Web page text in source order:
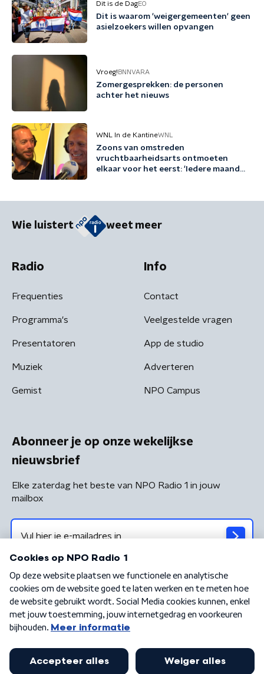
Dit is de DagEO
Dit is waarom 'weigergemeenten' geen
asielzoekers willen opvangen
Vroeg! BNNVARA
Zomergesprekken: de personen
achter het nieuws
WNL In de KantineWNL
Zoons van omstreden
vruchtbaarheidsarts ontmoeten
elkaar voor het eerst: 'Iedere maand
Wie luistert weet meer
Radio
Frequenties
Programma's
Presentatoren
Muziek
Gemist
Info
Contact
Veelgestelde vragen
App de studio
Adverteren
NPO Campus
Abonneer je op onze wekelijkse
nieuwsbrief
Elke zaterdag het beste van NPO Radio 1 in jouw
mailbox
Algemene voorwaarden